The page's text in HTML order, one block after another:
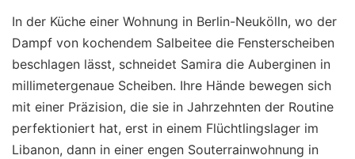
In der Küche einer Wohnung in Berlin-Neukölln, wo der
Dampf von kochendem Salbeitee die Fensterscheiben
beschlagen lässt, schneidet Samira die Auberginen in
millimetergenaue Scheiben. Ihre Hände bewegen sich
mit einer Präzision, die sie in Jahrzehnten der Routine
perfektioniert hat, erst in einem Flüchtlingslager im
Libanon, dann in einer engen Souterrainwohnung in